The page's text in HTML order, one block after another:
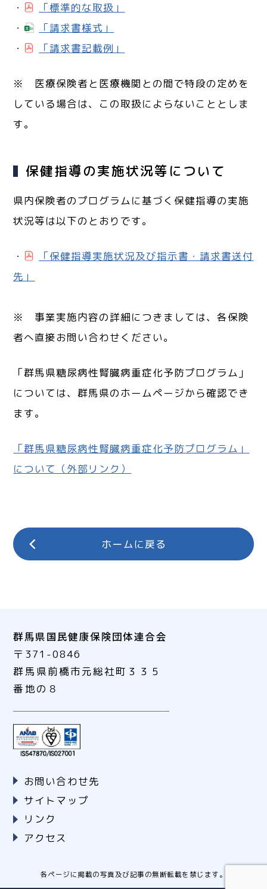
・
「標準的な取扱」
・
「請求書様式」
・
「請求書記載例」
※ 医療保険者と医療機関との間で特段の定めを
している場合は、この取扱によらないこととしま
す。
保健指導の実施状況等について
県内保険者のプログラムに基づく保健指導の実施
状況等は以下のとおりです。
・
「保健指導実施状況及び指示書・請求書送付
先」
※ 事業実施内容の詳細につきましては、各保険
者へ直接お問い合わせください。
「群馬県糖尿病性腎臓病重症化予防プログラム」
については、群馬県のホームページから確認でき
ます。
「群馬県糖尿病性腎臓病重症化予防プログラム」
について（外部リンク）
群馬県国民健康保険団体連合会
〒371-0846
群馬県前橋市元総社町３３５
番地の８
お問い合わせ先
サイトマップ
リンク
アクセス
各ページに掲載の写真及び記事の無断転載を禁じます。